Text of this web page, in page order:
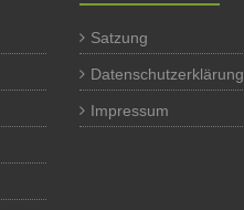
Satzung
Datenschutzerklärung
Impressum